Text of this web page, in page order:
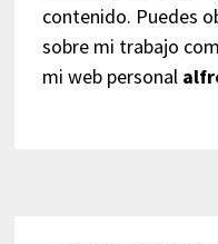
contenido. Puedes
sobre mi trabajo
mi web personal